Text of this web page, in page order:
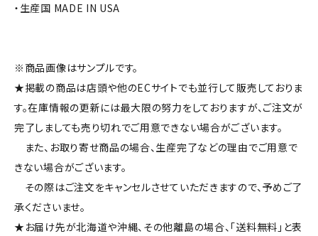
・生産国 MADE IN USA
※商品画像はサンプルです。
★掲載の商品は店頭や他のECサイトでも並行して販売しておりま
す。在庫情報の更新には最大限の努力をしておりますが、ご注文が
完了しましても売り切れでご用意できない場合がございます。
また、お取り寄せ商品の場合、生産完了などの理由でご用意で
きない場合がございます。
その際はご注文をキャンセルさせていただきますので、予めご了
承くださいませ。
★お届け先が北海道や沖縄、その他離島の場合、「送料無料」と表